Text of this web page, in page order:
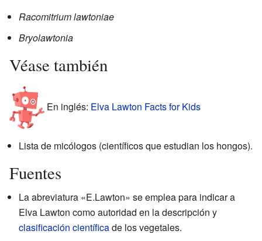
Racomitrium lawtoniae
Bryolawtonia
Véase también
En inglés: Elva Lawton Facts for Kids
Lista de micólogos (científicos que estudian los hongos).
Fuentes
La abreviatura «E.Lawton» se emplea para indicar a
Elva Lawton como autoridad en la descripción y
clasificación científicade los vegetales.